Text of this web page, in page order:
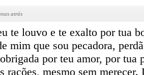
atrás
te louvo e te exalto por tua
mim que sou pecadora,
por teu amor, por tua
rações, mesmo sem merecer.